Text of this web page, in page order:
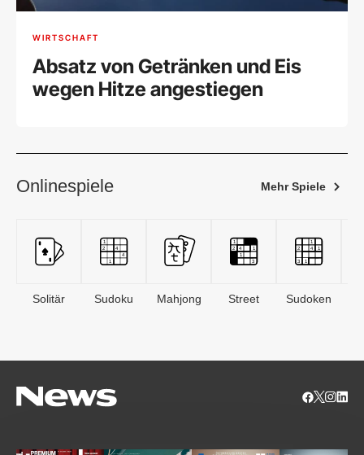
WIRTSCHAFT
Absatz von Getränken und Eis
wegen Hitze angestiegen
Onlinespiele Mehr Spiele
Solitär Sudoku Mahjong Street Sudoken